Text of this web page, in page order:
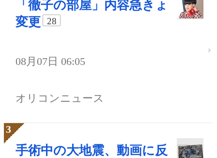
「徹子の部屋」内容急きょ
変更
28
08月07日 06:05
オリコンニュース
手術中の大地震、動画に反